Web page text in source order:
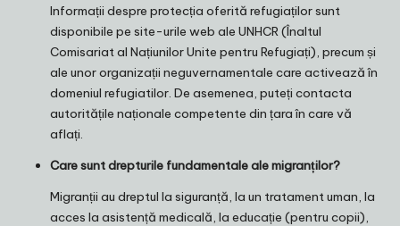
Informații despre protecția oferită refugiaților sunt
disponibile pe site-urile web ale UNHCR (Înaltul
Comisariat al Națiunilor Unite pentru Refugiați), precum și
ale unor organizații neguvernamentale care activează în
domeniul refugiatilor. De asemenea, puteți contacta
autoritățile naționale competente din țara în care vă
aflați.
Care sunt drepturile fundamentale ale migranților?
Migranții au dreptul la siguranță, la un tratament uman, la
acces la asistență medicală, la educație (pentru copii),